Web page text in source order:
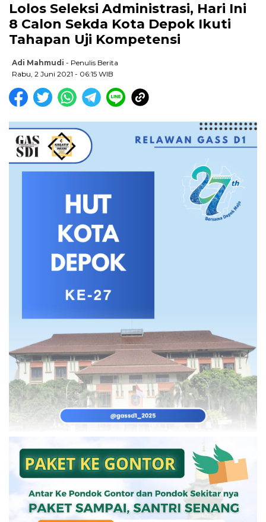
Lolos Seleksi Administrasi, Hari Ini
8 Calon Sekda Kota Depok Ikuti
Tahapan Uji Kompetensi
Adi Mahmudi - Penulis Berita
Rabu, 2 Juni 2021 - 06:15 WIB